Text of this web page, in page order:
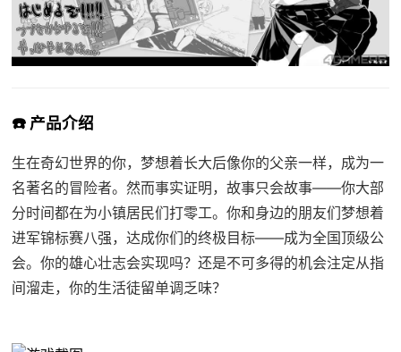
☎️ 产品介绍
生在奇幻世界的你，梦想着长大后像你的父亲一样，成为一
名著名的冒险者。然而事实证明，故事只会故事——你大部
分时间都在为小镇居民们打零工。你和身边的朋友们梦想着
进军锦标赛八强，达成你们的终极目标——成为全国顶级公
会。你的雄心壮志会实现吗？还是不可多得的机会注定从指
间溜走，你的生活徒留单调乏味？